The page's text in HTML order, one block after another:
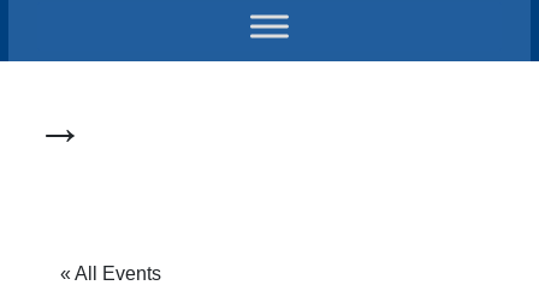
→
« All Events